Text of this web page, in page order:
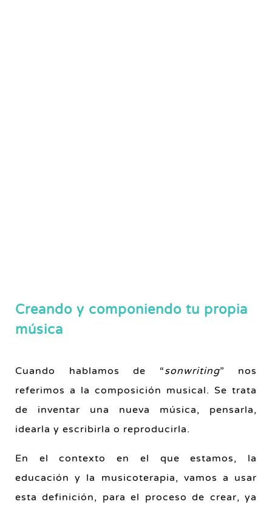
Creando y componiendo tu propia
música
Cuando hablamos de “sonwriting” nos
referimos a la composición musical. Se trata
de inventar una nueva música, pensarla,
idearla y escribirla o reproducirla.
En el contexto en el que estamos, la
educación y la musicoterapia, vamos a usar
esta definición, para el proceso de crear, ya